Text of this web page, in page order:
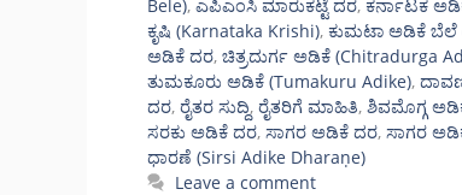
Bele), ಎಪಿಎಂಸಿ ಮಾರುಕಟ್ಟೆ ದರ, ಕರ್ನಾಟಕ
ಕೃಷಿ (Karnataka Krishi), ಕುಮಟಾ ಅಡಿಕೆ ಬೆಲೆ
ಅಡಿಕೆ ದರ, ಚಿತ್ರದುರ್ಗ ಅಡಿಕೆ (Chitradurga
ತುಮಕೂರು ಅಡಿಕೆ (Tumakuru Adike),
ದರ, ರೈತರ ಸುದ್ದಿ, ರೈತರಿಗೆ ಮಾಹಿತಿ, ಶಿವಮೊಗ್ಗ
ಸರಕು ಅಡಿಕೆ ದರ, ಸಾಗರ ಅಡಿಕೆ ದರ, ಸಾಗರ
ಧಾರಣೆ (Sirsi Adike Dharaṇe)
Leave a comment